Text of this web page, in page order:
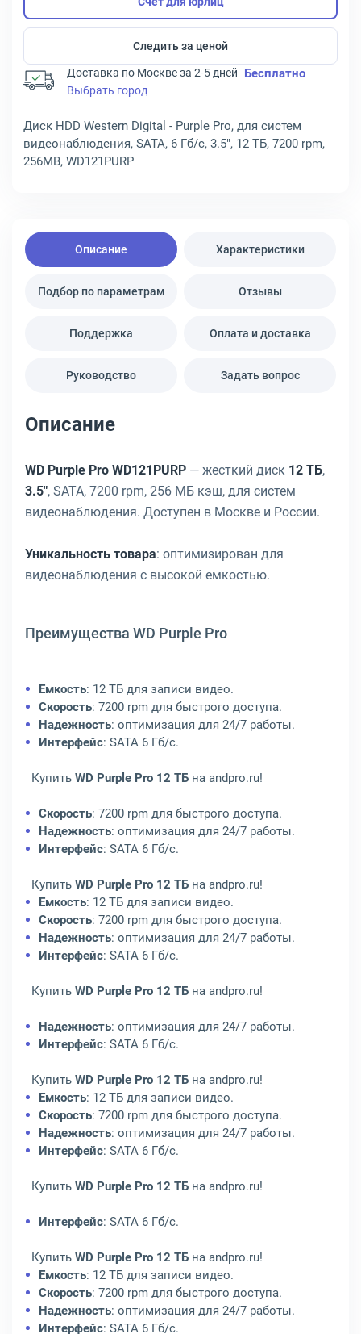
Следить за ценой
Доставка по Москве за 2-5 дней Бесплатно
Выбрать город
Диск HDD Western Digital - Purple Pro, для систем
видеонаблюдения, SATA, 6 Гб/с, 3.5", 12 ТБ, 7200 rpm,
256MB, WD121PURP
Описание Характеристики
Подбор по параметрам Отзывы
Поддержка Оплата и доставка
Руководство Задать вопрос
Описание
WD Purple Pro WD121PURP — жесткий диск 12 ТБ,
3.5", SATA, 7200 rpm, 256 МБ кэш, для систем
видеонаблюдения. Доступен в Москве и России.
Уникальность товара: оптимизирован для
видеонаблюдения с высокой емкостью.
Преимущества WD Purple Pro
Емкость: 12 ТБ для записи видео.
Скорость: 7200 rpm для быстрого доступа.
Надежность: оптимизация для 24/7 работы.
Интерфейс: SATA 6 Гб/с.
Купить WD Purple Pro 12 ТБ на andpro.ru!
Скорость: 7200 rpm для быстрого доступа.
Надежность: оптимизация для 24/7 работы.
Интерфейс: SATA 6 Гб/с.
Купить WD Purple Pro 12 ТБ на andpro.ru!
Емкость: 12 ТБ для записи видео.
Скорость: 7200 rpm для быстрого доступа.
Надежность: оптимизация для 24/7 работы.
Интерфейс: SATA 6 Гб/с.
Купить WD Purple Pro 12 ТБ на andpro.ru!
Надежность: оптимизация для 24/7 работы.
Интерфейс: SATA 6 Гб/с.
Купить WD Purple Pro 12 ТБ на andpro.ru!
Емкость: 12 ТБ для записи видео.
Скорость: 7200 rpm для быстрого доступа.
Надежность: оптимизация для 24/7 работы.
Интерфейс: SATA 6 Гб/с.
Купить WD Purple Pro 12 ТБ на andpro.ru!
Интерфейс: SATA 6 Гб/с.
Купить WD Purple Pro 12 ТБ на andpro.ru!
Емкость: 12 ТБ для записи видео.
Скорость: 7200 rpm для быстрого доступа.
Надежность: оптимизация для 24/7 работы.
Интерфейс: SATA 6 Гб/с.